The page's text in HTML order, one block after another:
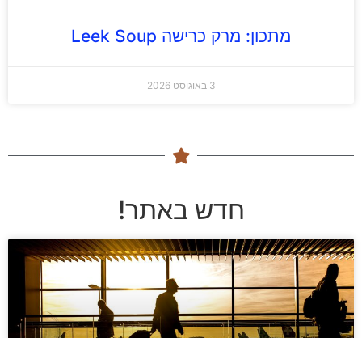
מתכון: מרק כרישה Leek Soup
3 באוגוסט 2026
חדש באתר!